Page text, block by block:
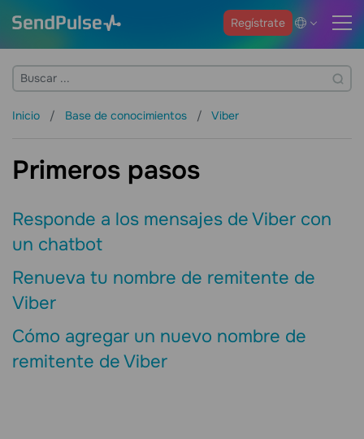
Regístrate
Inicio Base de conocimientos Viber
Primeros pasos
Responde a los mensajes de Viber con
un chatbot
Renueva tu nombre de remitente de
Viber
Cómo agregar un nuevo nombre de
remitente de Viber